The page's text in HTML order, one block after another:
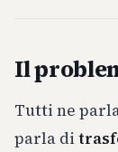
Il
Tutti ne
parla di